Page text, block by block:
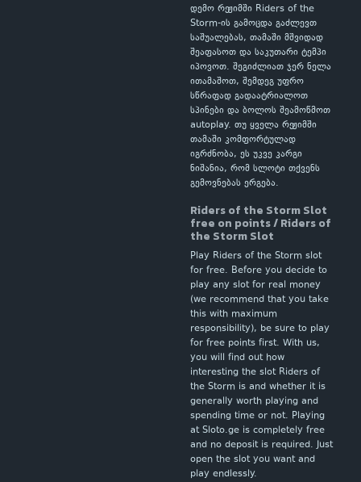
დემო რეჟიმში Riders of the
Storm-ის გამოცდა გაძლევთ
საშუალებას, თამაში მშვიდად
შეაფასოთ და საკუთარი ტემპი
იპოვოთ. შეგიძლიათ ჯერ ნელა
ითამაშოთ, შემდეგ უფრო
სწრაფად გადაატრიალოთ
სპინები და ბოლოს შეამოწმოთ
autoplay. თუ ყველა რეჟიმში
თამაში კომფორტულად
იგრძნობა, ეს უკვე კარგი
ნიშანია, რომ სლოტი თქვენს
გემოვნებას ერგება.
Riders of the Storm Slot
free on points / Riders of
the Storm Slot
Play Riders of the Storm slot
for free. Before you decide to
play any slot for real money
(we recommend that you take
this with maximum
responsibility), be sure to play
for free points first. With us,
you will find out how
interesting the slot Riders of
the Storm is and whether it is
generally worth playing and
spending time or not. Playing
at Sloto.ge is completely free
and no deposit is required. Just
open the slot you want and
play endlessly.